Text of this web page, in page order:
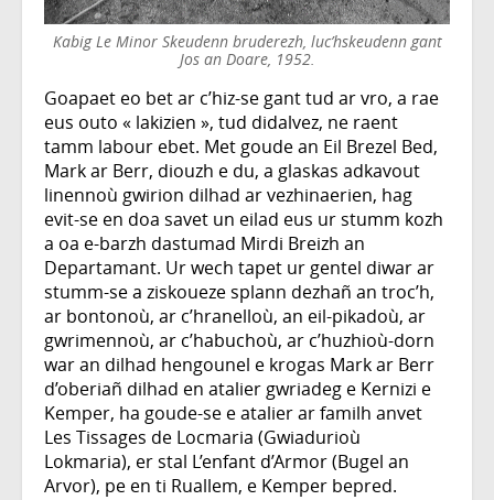
Kabig Le Minor Skeudenn bruderezh, luc’hskeudenn gant
Jos an Doare, 1952.
Goapaet eo bet ar c’hiz-se gant tud ar vro, a rae
eus outo « lakizien », tud didalvez, ne raent
tamm labour ebet. Met goude an Eil Brezel Bed,
Mark ar Berr, diouzh e du, a glaskas adkavout
linennoù gwirion dilhad ar vezhinaerien, hag
evit-se en doa savet un eilad eus ur stumm kozh
a oa e-barzh dastumad Mirdi Breizh an
Departamant. Ur wech tapet ur gentel diwar ar
stumm-se a ziskoueze splann dezhañ an troc’h,
ar bontonoù, ar c’hranelloù, an eil-pikadoù, ar
gwrimennoù, ar c’habuchoù, ar c’huzhioù-dorn
war an dilhad hengounel e krogas Mark ar Berr
d’oberiañ dilhad en atalier gwriadeg e Kernizi e
Kemper, ha goude-se e atalier ar familh anvet
Les Tissages de Locmaria (Gwiadurioù
Lokmaria), er stal L’enfant d’Armor (Bugel an
Arvor), pe en ti Ruallem, e Kemper bepred.